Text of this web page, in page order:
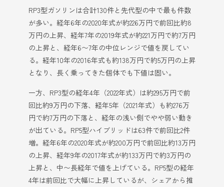
RP3型ガソリンは合計130件と先代型の中で最も件数
が多い。経年6年の2020年式が約226万円で前回比約8
万円の上昇、経年7年の2019年式が約221万円で約7万円
の上昇と、経年6〜7年の中位レンジで値を戻してい
る。経年10年の2016年式も約138万円で約5万円の上昇
となり、長く乗ってきた個体でも下値は固い。
一方、RP3型の経年4年（2022年式）は約295万円で前
回比約9万円の下落、経年5年（2021年式）も約276万
円で約7万円の下落と、経年の浅い側でやや弱い動き
が出ている。RP5型ハイブリッドは63件で前回比2件
増。経年6年の2020年式が約200万円で前回比約13万円
の上昇、経年9年の2017年式が約133万円で約3万円の
上昇と、中〜長経年で値を上げている。RP5型の経年
4年は前回比で大幅に上昇しているが、シェアから推